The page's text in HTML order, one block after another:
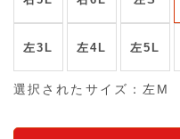
左3L 左4L 左5L
選択されたサイズ：左M